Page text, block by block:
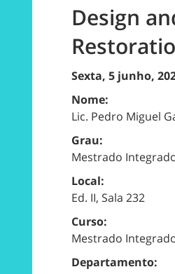
Design
Sexta, 5 junho,
Nome:
Lic. Pedro Miguel
Grau:
Mestrado
Local:
Ed. II, Sala 232
Curso:
Mestrado
Departamento: